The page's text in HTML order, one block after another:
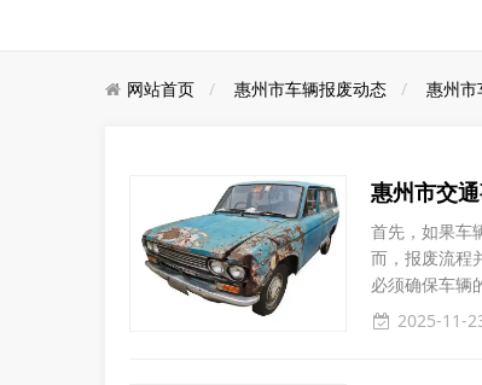
网站首页 惠州市车辆报废动态 惠州市
惠州市交
首先，如果车
而，报废流程
必须确保车辆
法办理报废手
主需要先与保
2025-11-